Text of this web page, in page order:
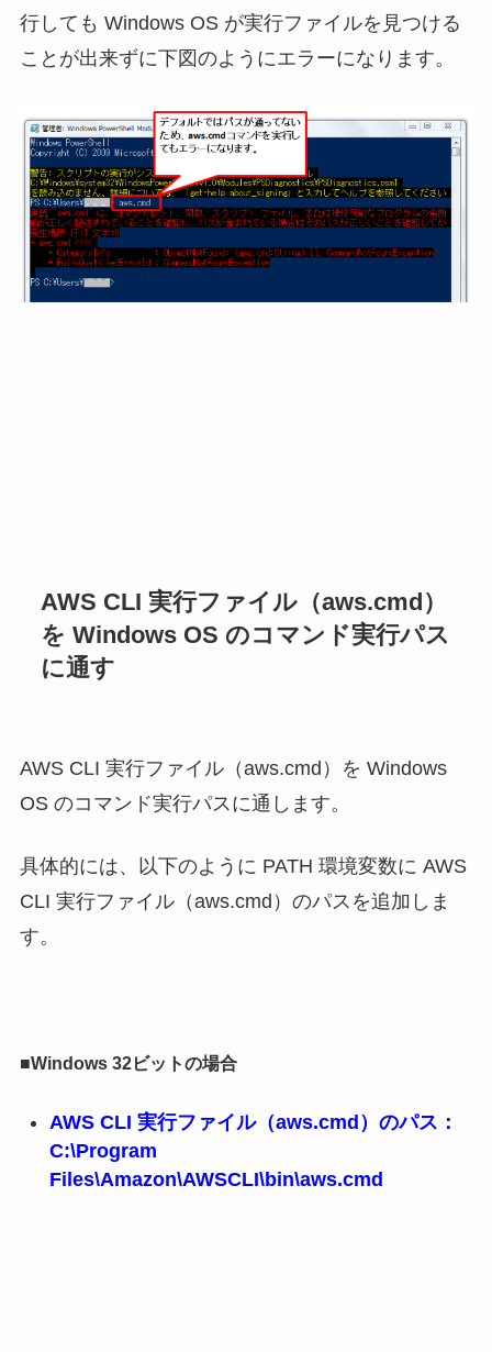
行しても Windows OS が実行ファイルを見つける
ことが出来ずに下図のようにエラーになります。
AWS CLI 実行ファイル（aws.cmd）
を Windows OS のコマンド実行パス
に通す
AWS CLI 実行ファイル（aws.cmd）を Windows
OS のコマンド実行パスに通します。
具体的には、以下のように PATH 環境変数に AWS
CLI 実行ファイル（aws.cmd）のパスを追加しま
す。
■Windows 32ビットの場合
AWS CLI 実行ファイル（aws.cmd）のパス：
C:\Program
Files\Amazon\AWSCLI\bin\aws.cmd